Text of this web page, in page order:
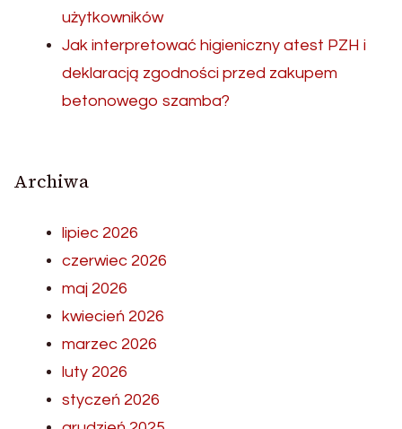
użytkowników
Jak interpretować higieniczny atest PZH i
deklaracją zgodności przed zakupem
betonowego szamba?
Archiwa
lipiec 2026
czerwiec 2026
maj 2026
kwiecień 2026
marzec 2026
luty 2026
styczeń 2026